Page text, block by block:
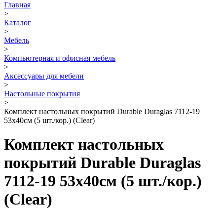
Главная
>
Каталог
>
Мебель
>
Компьютерная и офисная мебель
>
Аксессуары для мебели
>
Настольные покрытия
>
Комплект настольных покрытий Durable Duraglas 7112-19
53х40см (5 шт./кор.) (Clear)
Комплект настольных
покрытий Durable Duraglas
7112-19 53х40см (5 шт./кор.)
(Clear)